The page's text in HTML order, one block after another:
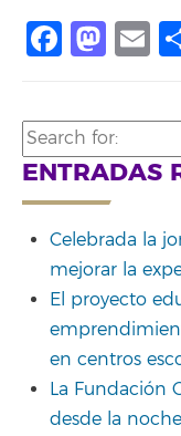
Search
for:
ENTRADAS
Celebrada la
mejorar la
El proyecto
en centros
La Fundación
desde la